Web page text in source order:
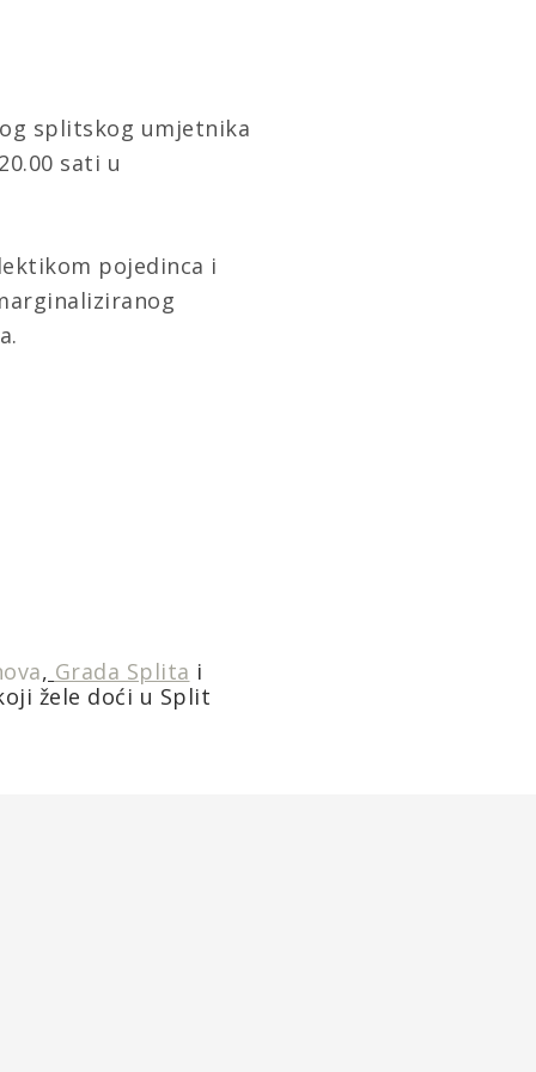
splitskog umjetnika
sati u
pojedinca i
, Grada Splita i
žele doći u Split